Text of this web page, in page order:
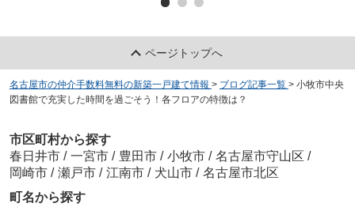
ページトップへ
名古屋市の仲介手数料無料の新築一戸建て情報 > ブログ記事一覧 > 小牧市中央
図書館で充実した時間を過ごそう！各フロアの特徴は？
市区町村から探す
春日井市 / 一宮市 / 豊田市 / 小牧市 / 名古屋市守山区 /
岡崎市 / 瀬戸市 / 江南市 / 犬山市 / 名古屋市北区
町名から探す